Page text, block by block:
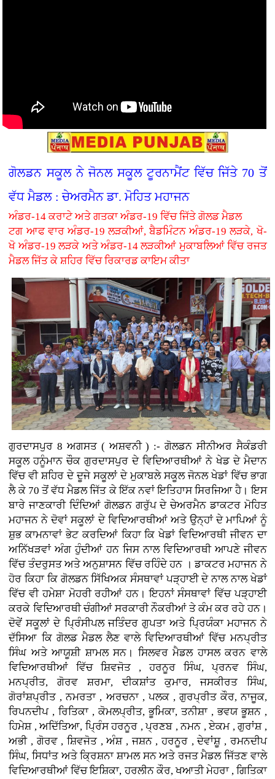
ਗੋਲਡਨ ਸਕੂਲ ਨੇ ਜੋਨਲ ਸਕੂਲ ਟੂਰਨਾਮੈਂਟ ਵਿੱਚ ਜਿੱਤੇ 70 ਤੋਂ
ਵੱਧ ਮੈਡਲ : ਚੇਅਰਮੈਨ ਡਾ. ਮੋਹਿਤ ਮਹਾਜਨ
ਅੰਡਰ-14 ਕਰਾਟੇ ਅਤੇ ਗਤਕਾ ਅੰਡਰ-19 ਵਿੱਚ ਜਿੱਤੇ ਗੋਲਡ ਮੈਡਲ
ਟਗ ਆਫ ਵਾਰ ਅੰਡਰ-19 ਲੜਕੀਆਂ, ਬੈਡਮਿੰਟਨ ਅੰਡਰ-19 ਲੜਕੇ, ਖੋ-
ਖੋ ਅੰਡਰ-19 ਲੜਕੇ ਅਤੇ ਅੰਡਰ-14 ਲੜਕੀਆਂ ਮੁਕਾਬਲਿਆਂ ਵਿੱਚ ਰਜਤ
ਮੈਡਲ ਜਿੱਤ ਕੇ ਸ਼ਹਿਰ ਵਿੱਚ ਰਿਕਾਰਡ ਕਾਇਮ ਕੀਤਾ
ਗੁਰਦਾਸਪੁਰ 8 ਅਗਸਤ ( ਅਸ਼ਵਨੀ ) :- ਗੋਲਡਨ ਸੀਨੀਅਰ ਸੈਕੰਡਰੀ
ਸਕੂਲ ਹਨੂੰਮਾਨ ਚੌਕ ਗੁਰਦਾਸਪੁਰ ਦੇ ਵਿਦਿਆਰਥੀਆਂ ਨੇ ਖੇਡ ਦੇ ਮੈਦਾਨ
ਵਿੱਚ ਵੀ ਸ਼ਹਿਰ ਦੇ ਦੂਜੇ ਸਕੂਲਾਂ ਦੇ ਮੁਕਾਬਲੇ ਸਕੂਲ ਜੋਨਲ ਖੇਡਾਂ ਵਿੱਚ ਭਾਗ
ਲੈ ਕੇ 70 ਤੋਂ ਵੱਧ ਮੈਡਲ ਜਿੱਤ ਕੇ ਇੱਕ ਨਵਾਂ ਇਤਿਹਾਸ ਸਿਰਜਿਆ ਹੈ। ਇਸ
ਬਾਰੇ ਜਾਣਕਾਰੀ ਦਿੰਦਿਆਂ ਗੋਲਡਨ ਗਰੁੱਪ ਦੇ ਚੇਅਰਮੈਨ ਡਾਕਟਰ ਮੋਹਿਤ
ਮਹਾਜਨ ਨੇ ਦੋਵਾਂ ਸਕੂਲਾਂ ਦੇ ਵਿਦਿਆਰਥੀਆਂ ਅਤੇ ਉਨ੍ਹਾਂ ਦੇ ਮਾਪਿਆਂ ਨੂੰ
ਸ਼ੁਭ ਕਾਮਨਾਵਾਂ ਭੇਟ ਕਰਦਿਆਂ ਕਿਹਾ ਕਿ ਖੇਡਾਂ ਵਿਦਿਆਰਥੀ ਜੀਵਨ ਦਾ
ਅਨਿੱਖੜਵਾਂ ਅੰਗ ਹੁੰਦੀਆਂ ਹਨ ਜਿਸ ਨਾਲ ਵਿਦਿਆਰਥੀ ਆਪਣੇ ਜੀਵਨ
ਵਿੱਚ ਤੰਦਰੁਸਤ ਅਤੇ ਅਨੁਸ਼ਾਸਨ ਵਿੱਚ ਰਹਿੰਦੇ ਹਨ । ਡਾਕਟਰ ਮਹਾਜਨ ਨੇ
ਹੋਰ ਕਿਹਾ ਕਿ ਗੋਲਡਨ ਸਿੱਖਿਅਕ ਸੰਸਥਾਵਾਂ ਪੜ੍ਹਾਈ ਦੇ ਨਾਲ ਨਾਲ ਖੇਡਾਂ
ਵਿੱਚ ਵੀ ਹਮੇਸ਼ਾ ਮੋਹਰੀ ਰਹੀਆਂ ਹਨ। ਇਹਨਾਂ ਸੰਸਥਾਵਾਂ ਵਿੱਚ ਪੜ੍ਹਾਈ
ਕਰਕੇ ਵਿਦਿਆਰਥੀ ਚੰਗੀਆਂ ਸਰਕਾਰੀ ਨੌਕਰੀਆਂ ਤੇ ਕੰਮ ਕਰ ਰਹੇ ਹਨ।
ਦੋਵੇਂ ਸਕੂਲਾਂ ਦੇ ਪ੍ਰਿੰਸੀਪਲ ਜਤਿੰਦਰ ਗੁਪਤਾ ਅਤੇ ਪ੍ਰਿਯੰਕਾ ਮਹਾਜਨ ਨੇ
ਦੱਸਿਆ ਕਿ ਗੋਲਡ ਮੈਡਲ ਲੈਣ ਵਾਲੇ ਵਿਦਿਆਰਥੀਆਂ ਵਿੱਚ ਮਨਪ੍ਰੀਤ
ਸਿੰਘ ਅਤੇ ਆਯੂਸ਼ੀ ਸ਼ਾਮਲ ਸਨ। ਸਿਲਵਰ ਮੈਡਲ ਹਾਸਲ ਕਰਨ ਵਾਲੇ
ਵਿਦਿਆਰਥੀਆਂ ਵਿੱਚ ਸ਼ਿਵਜੋਤ , ਹਰਨੂਰ ਸਿੰਘ, ਪ੍ਰਨਵ ਸਿੰਘ,
ਮਨਪ੍ਰੀਤ, ਗੋਰਵ ਸ਼ਰਮਾ, ਦੀਕਸ਼ਾਂਤ ਕੁਮਾਰ, ਜਸਕੀਰਤ ਸਿੰਘ,
ਗੋਰਾਂਸ਼ਪ੍ਰੀਤ , ਨਮਰਤਾ , ਅਰਚਨਾ , ਪਲਕ , ਗੁਰਪ੍ਰੀਤ ਕੌਰ, ਨਾਜੂਕ,
ਰਿਪਨਦੀਪ , ਰਿਤਿਕਾ , ਕੋਮਲਪ੍ਰੀਤ, ਭੂਮਿਕਾ, ਤਨੀਸ਼ਾ , ਭਵਯ ਭੂਸ਼ਨ ,
ਹਿਮੇਸ਼ , ਅਦਿੱਤਿਆ, ਪ੍ਰਿੰਸ ਹਰਨੂਰ , ਪ੍ਰਣਬ , ਨਮਨ , ਏਕਮ , ਗੁਰਾਂਸ਼ ,
ਅਭੀ , ਗੋਰਵ , ਸ਼ਿਵਜੋਤ , ਅੰਸ਼ , ਜਸ਼ਨ , ਹਰਨੂਰ , ਦੇਵਾਂਸ਼ੂ , ਰਮਨਦੀਪ
ਸਿੰਘ, ਸਿਧਾਂਤ ਅਤੇ ਕ੍ਰਿਸ਼ਨਾ ਸ਼ਾਮਲ ਸਨ ਅਤੇ ਰਜਤ ਮੈਡਲ ਜਿੱਤਣ ਵਾਲੇ
ਵਿਦਿਆਰਥੀਆਂ ਵਿੱਚ ਇਸ਼ਿਕਾ, ਹਰਲੀਨ ਕੌਰ, ਖਆਤੀ ਮੇਹਰਾ , ਗਿਤਿਕਾ